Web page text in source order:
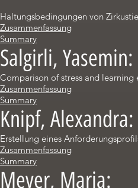
Haltungsbedingungen von
Zusammenfassung
Summary
Salgirli, Yasemin:
Comparison of stress and
Zusammenfassung
Summary
Knipf, Alexandra:
Erstellung eines
Zusammenfassung
Summary
Meyer, Maria: